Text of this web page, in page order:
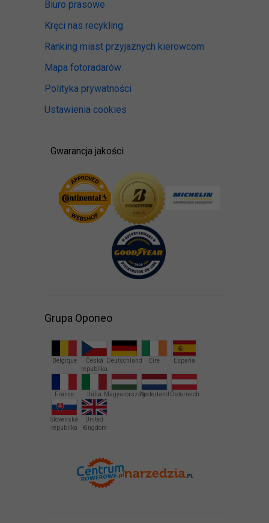
Biuro prasowe
Kręci nas recykling
Ranking miast przyjaznych kierowcom
Mapa fotoradarów
Polityka prywatności
Ustawienia cookies
Gwarancja jakości
Grupa Oponeo
Belgique
Česká
republika
Deutschland Éire España
France Italia MagyarországNederland Österreich
Slovenská
republika
United
Kingdom